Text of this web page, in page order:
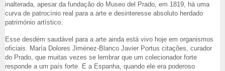
inalterada, apesar da fundação do Museo del Prado, em 1819, há uma
curva de patrocínio real para a arte e desinteresse absoluto herdado
património artístico.
Esse desdém saudável para a arte ainda está vivo hoje em organismos
oficiais. María Dolores Jiménez-Blanco Javier Portus citações, curador
do Prado, que muitas vezes se lembrar que um colecionador forte
responde a um país forte. E a Espanha, quando ele era poderoso